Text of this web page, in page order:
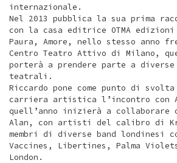
internazionale.
Nel 2013 pubblica la sua prima
con la casa editrice OTMA
Paura, Amore, nello stesso anno
Centro Teatro Attivo di Milano,
porterà a prendere parte a diverse
teatrali.
Riccardo pone come punto di
carriera artistica l’incontro con
quell’anno inizierà a collaborare
Alan, con artisti del calibro di
membri di diverse band londinesi
Vaccines, Libertines, Palma
London.